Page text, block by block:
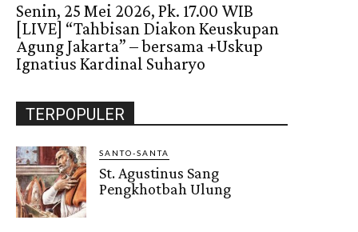
Senin, 25 Mei 2026, Pk. 17.00 WIB
[LIVE] “Tahbisan Diakon Keuskupan
Agung Jakarta” – bersama +Uskup
Ignatius Kardinal Suharyo
TERPOPULER
SANTO-SANTA
St. Agustinus Sang
Pengkhotbah Ulung